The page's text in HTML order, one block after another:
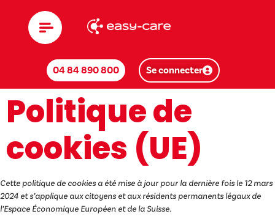
04 84 890 800 Se connecter
Politique de
cookies (UE)
Cette politique de cookies a été mise à jour pour la dernière fois le 12 mars
2024 et s’applique aux citoyens et aux résidents permanents légaux de
l’Espace Économique Européen et de la Suisse.